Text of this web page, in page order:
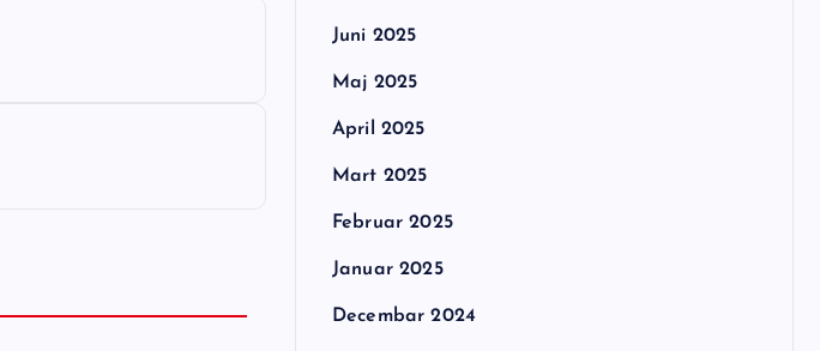
Juni 2025
Maj 2025
April 2025
Mart 2025
Februar 2025
Januar 2025
Decembar 2024